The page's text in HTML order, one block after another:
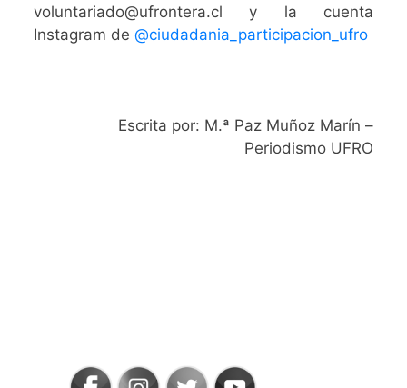
voluntariado@ufrontera.cl y la cuenta
Instagram de@ciudadania_participacion_ufro
Escrita por: M.ª Paz Muñoz Marín –
Periodismo UFRO